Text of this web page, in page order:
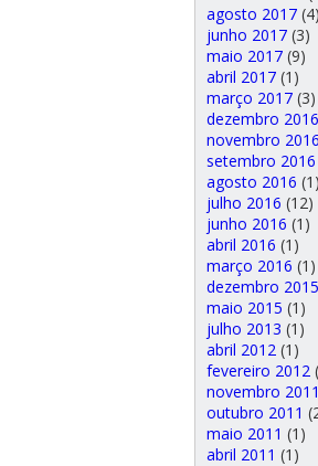
agosto 2017(4)
junho 2017(3)
maio 2017(9)
abril 2017(1)
março 2017(3)
dezembro 2016
novembro 2016
setembro 2016
agosto 2016 (1)
julho 2016 (12)
junho 2016 (1)
abril 2016 (1)
março 2016 (1)
dezembro 2015
maio 2015 (1)
julho 2013 (1)
abril 2012 (1)
fevereiro 2012
novembro 2011
outubro 2011
maio 2011 (1)
abril 2011 (1)